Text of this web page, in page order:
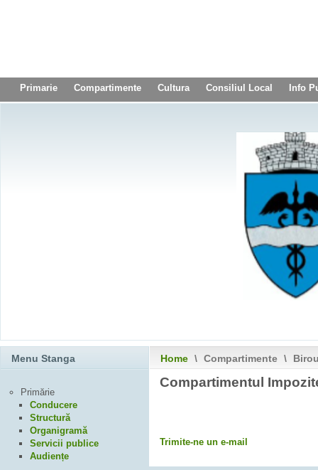
Primarie Compartimente Cultura Consiliul Local Info
Home \ Compartimente \
Compartimentul
Trimite-ne un e-mail
Menu Stanga
Primărie
Conducere
Structură
Organigramă
Servicii publice
Audiențe